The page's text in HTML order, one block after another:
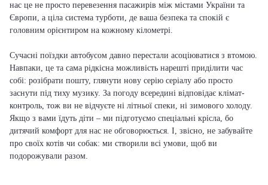
нас це не просто перевезення пасажирів між містами України та
Європи, а ціла система турботи, де ваша безпека та спокій є
головним орієнтиром на кожному кілометрі.
Сучасні поїздки автобусом давно перестали асоціюватися з втомою.
Навпаки, це та сама рідкісна можливість нарешті приділити час
собі: розібрати пошту, глянути нову серію серіалу або просто
заснути під тиху музику. За погоду всередині відповідає клімат-
контроль, тож ви не відчуєте ні літньої спеки, ні зимового холоду.
Якщо з вами їдуть діти – ми підготуємо спеціальні крісла, бо
дитячий комфорт для нас не обговорюється. І, звісно, не забувайте
про своїх котів чи собак: ми створили всі умови, щоб ви
подорожували разом.